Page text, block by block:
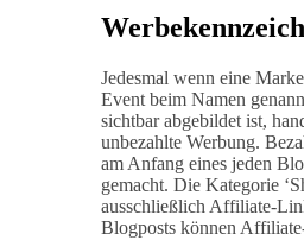
Jedesmal wenn eine
Event beim Namen
sichtbar abgebildet ist,
unbezahlte Werbung.
am Anfang eines jeden
gemacht. Die Kategorie
ausschließlich Affiliate-
Blogposts können